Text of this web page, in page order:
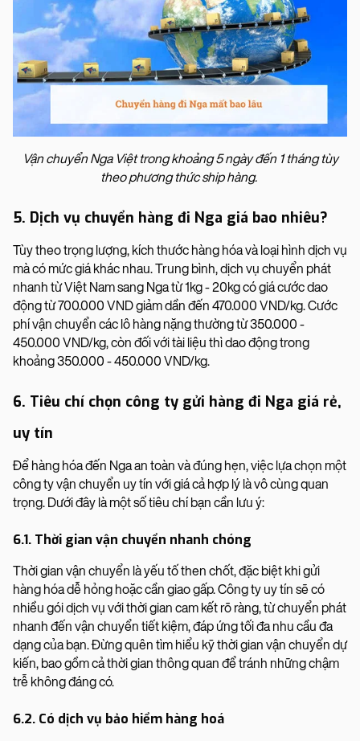
Vận chuyển Nga Việt trong khoảng 5 ngày đến 1 tháng tùy
theo phương thức ship hàng.
5. Dịch vụ chuyển hàng đi Nga giá bao nhiêu?
Tùy theo trọng lượng, kích thước hàng hóa và loại hình dịch vụ
mà có mức giá khác nhau. Trung bình, dịch vụ chuyển phát
nhanh từ Việt Nam sang Nga từ 1kg - 20kg có giá cước dao
động từ 700.000 VND giảm dần đến 470.000 VND/kg. Cước
phí vận chuyển các lô hàng nặng thường từ 350.000 -
450.000 VND/kg, còn đối với tài liệu thì dao động trong
khoảng 350.000 - 450.000 VND/kg.
6. Tiêu chí chọn công ty gửi hàng đi Nga giá rẻ,
uy tín
Để hàng hóa đến Nga an toàn và đúng hẹn, việc lựa chọn một
công ty vận chuyển uy tín với giá cả hợp lý là vô cùng quan
trọng. Dưới đây là một số tiêu chí bạn cần lưu ý:
6.1. Thời gian vận chuyển nhanh chóng
Thời gian vận chuyển là yếu tố then chốt, đặc biệt khi gửi
hàng hóa dễ hỏng hoặc cần giao gấp. Công ty uy tín sẽ có
nhiều gói dịch vụ với thời gian cam kết rõ ràng, từ chuyển phát
nhanh đến vận chuyển tiết kiệm, đáp ứng tối đa nhu cầu đa
dạng của bạn. Đừng quên tìm hiểu kỹ thời gian vận chuyển dự
kiến, bao gồm cả thời gian thông quan để tránh những chậm
trễ không đáng có.
6.2. Có dịch vụ bảo hiểm hàng hoá